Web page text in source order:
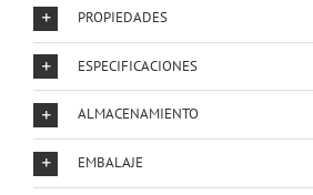
PROPIEDADES
ESPECIFICACIONES
ALMACENAMIENTO
EMBALAJE